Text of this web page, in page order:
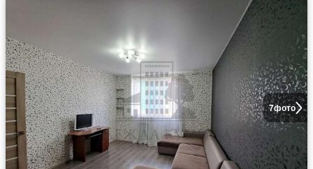
7фото